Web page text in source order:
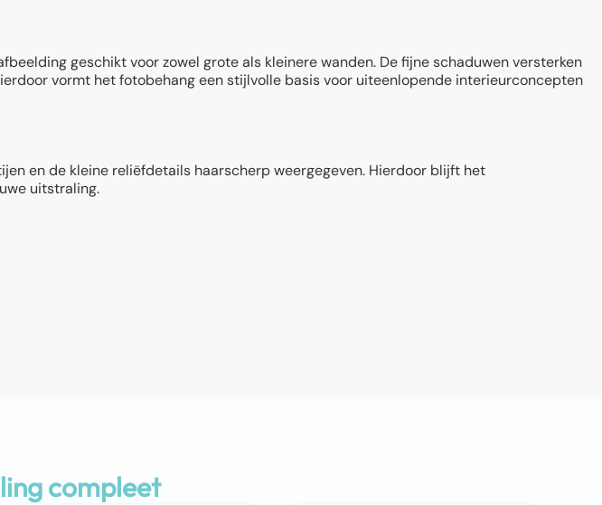
geschikt voor zowel grote als kleinere wanden. De fijne schaduwen versterken
vormt het fotobehang een stijlvolle basis voor uiteenlopende interieurconcepten
en de kleine reliëfdetails haarscherp weergegeven. Hierdoor blijft het
uitstraling.
compleet